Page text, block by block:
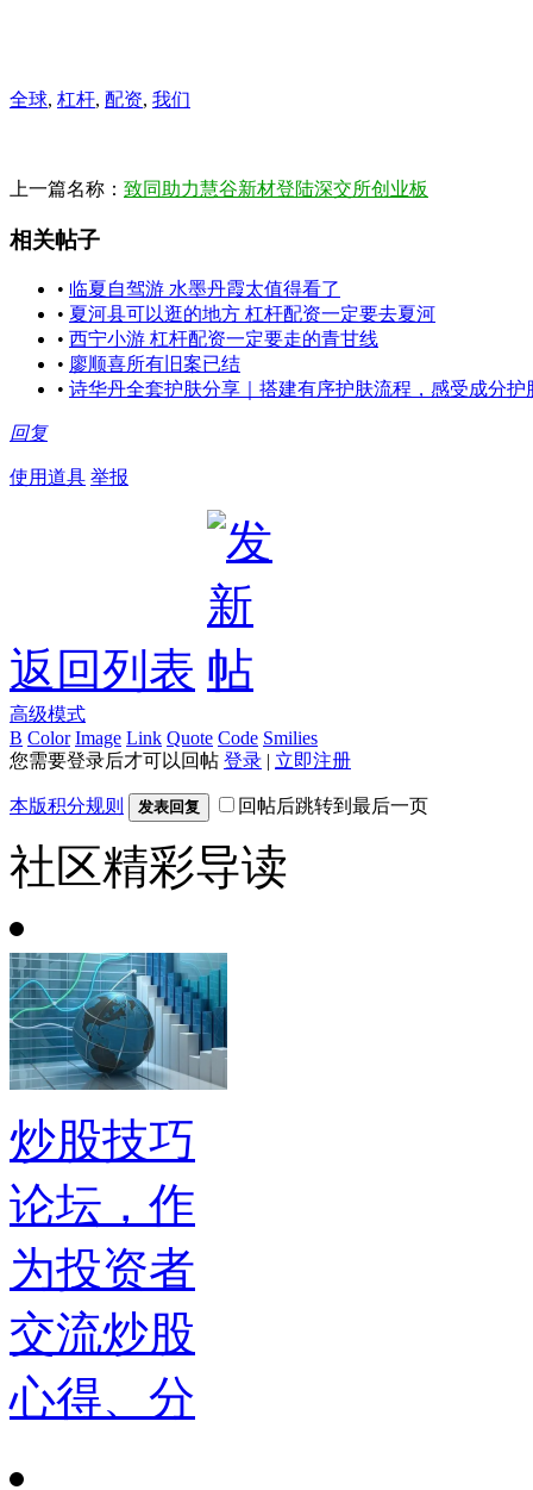
全球, 杠杆, 配资, 我们
上一篇名称： 致同助力慧谷新材登陆深交所创业板
相关帖子
• 临夏自驾游 水墨丹霞太值得看了
• 夏河县可以逛的地方 杠杆配资一定要去夏河
• 西宁小游 杠杆配资一定要走的青甘线
• 廖顺喜所有旧案已结
• 诗华丹全套护肤分享｜搭建有序护肤流程，感受成分护
回复
使用道具 举报
返回列表
高级模式
B Color Image Link Quote Code Smilies
您需要登录后才可以回帖 登录 | 立即注册
本版积分规则 发表回复 回帖后跳转到最后一页
社区精彩导读
炒股技巧
论坛，作
为投资者
交流炒股
心得、分